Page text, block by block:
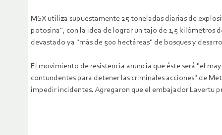
MSX utiliza supuestamente 25 toneladas diarias de
potosina", con la idea de lograr un tajo de 1,5 kilómetros
devastado ya "más de 500 hectáreas" de bosques y
El movimiento de resistencia anuncia que éste será "el
contundentes para detener las criminales acciones" de
impedir incidentes. Agregaron que el embajador Lavertu